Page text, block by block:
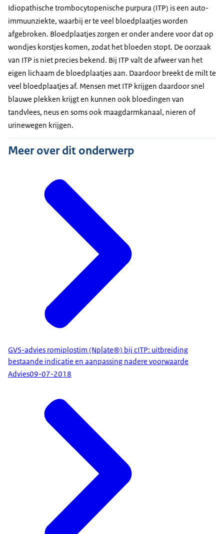
Idiopathische trombocytopenische purpura (ITP) is een auto-
immuunziekte, waarbij er te veel bloedplaatjes worden
afgebroken. Bloedplaatjes zorgen er onder andere voor dat op
wondjes korstjes komen, zodat het bloeden stopt. De oorzaak
van ITP is niet precies bekend. Bij ITP valt de afweer van het
eigen lichaam de bloedplaatjes aan. Daardoor breekt de milt te
veel bloedplaatjes af. Mensen met ITP krijgen daardoor snel
blauwe plekken krijgt en kunnen ook bloedingen van
tandvlees, neus en soms ook maagdarmkanaal, nieren of
urinewegen krijgen.
Meer over dit onderwerp
GVS-advies romiplostim (Nplate®) bij cITP: uitbreiding
bestaande indicatie en aanpassing nadere voorwaarde
Advies09-07-2018